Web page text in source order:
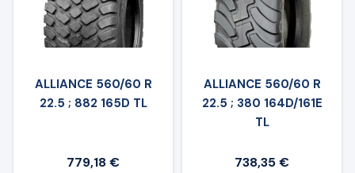
ALLIANCE 560/60 R
22.5 ; 882 165D TL
779,18 €
ALLIANCE 560/60 R
22.5 ; 380 164D/161E
TL
738,35 €